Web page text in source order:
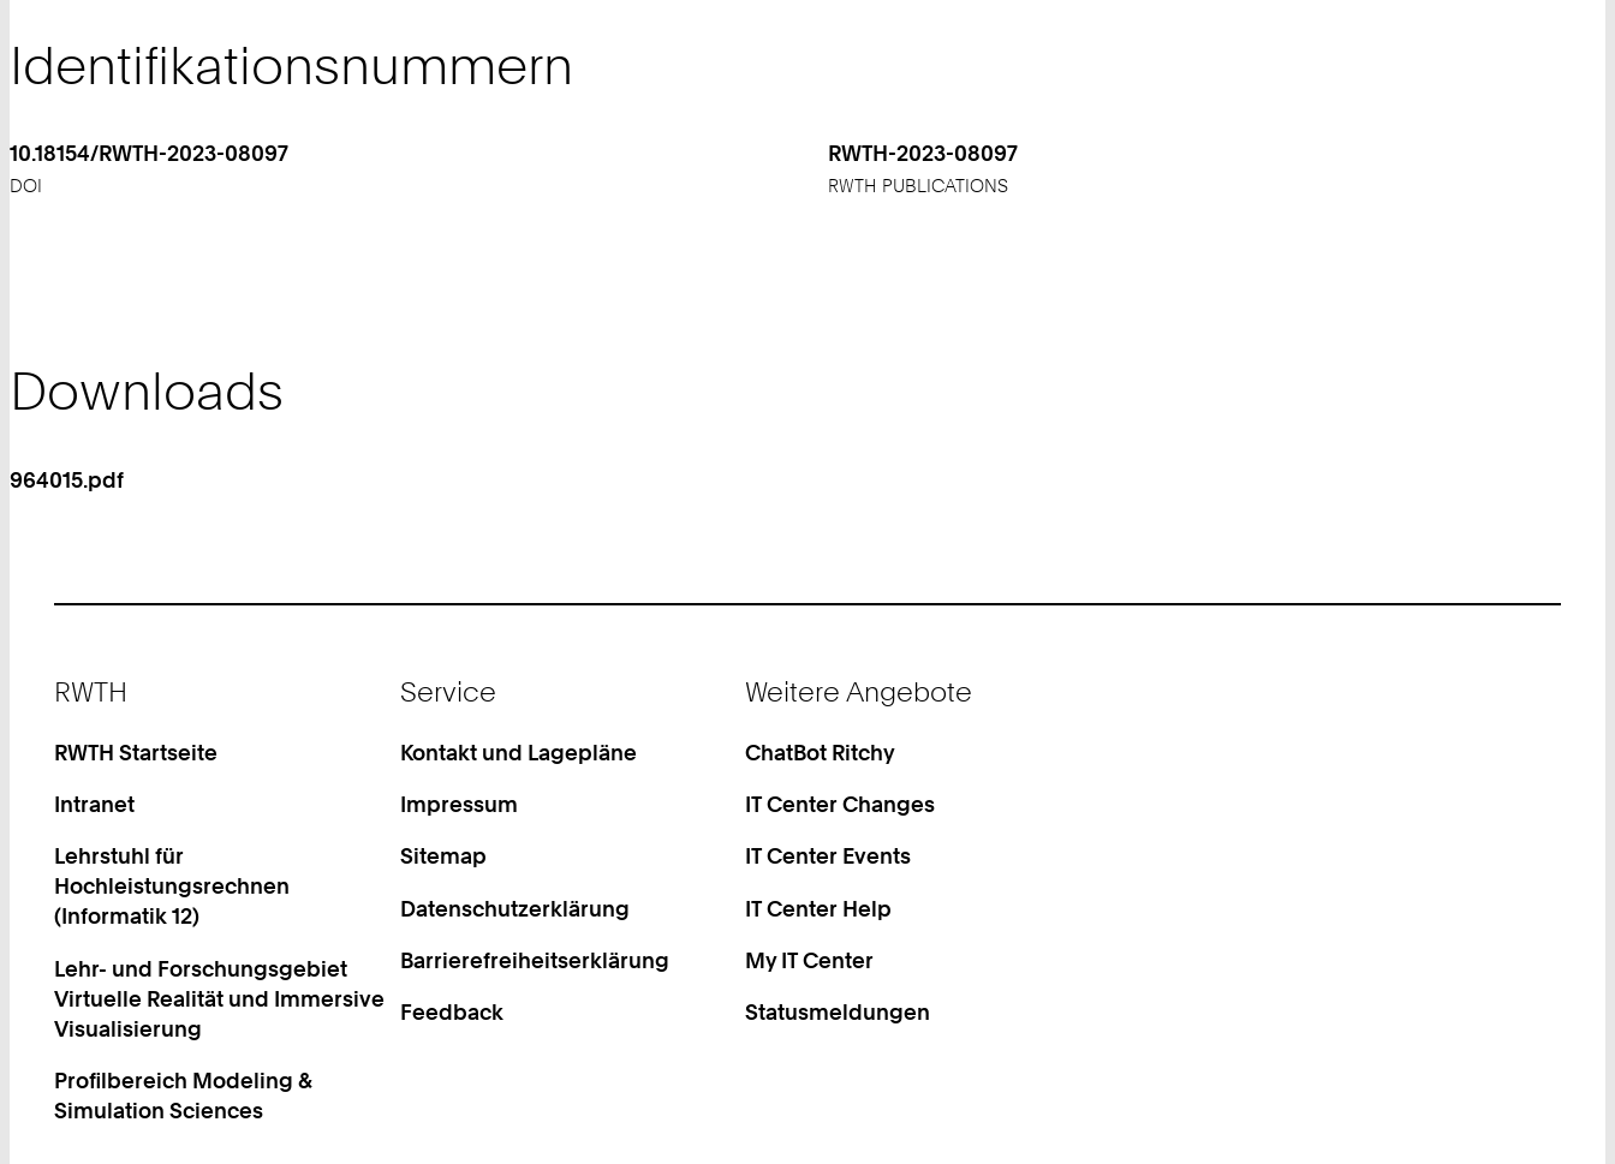
Identifikationsnummern
10.18154/RWTH-2023-08097
DOI
RWTH-2023-08097
RWTH PUBLICATIONS
Downloads
964015.pdf
RWTH
RWTH Startseite
Intranet
Lehrstuhl für
Hochleistungsrechnen
(Informatik 12)
Lehr- und Forschungsgebiet
Virtuelle Realität und Immersive
Visualisierung
Profilbereich Modeling &
Simulation Sciences
Service
Kontakt und Lagepläne
Impressum
Sitemap
Datenschutzerklärung
Barrierefreiheitserklärung
Feedback
Weitere Angebote
ChatBot Ritchy
IT Center Changes
IT Center Events
IT Center Help
My IT Center
Statusmeldungen